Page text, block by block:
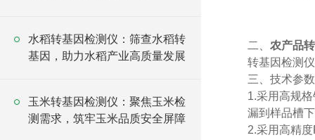
水稻转基因检测仪：筛查水稻转
基因，助力水稻产业高质量发展
玉米转基因检测仪：聚焦玉米检
测需求，筑牢玉米品质安全屏障
二、 农产品
转基因检测
三、技术参数
1.采用高规
漏到样品槽
2.采用高精